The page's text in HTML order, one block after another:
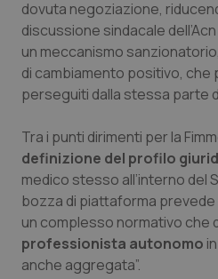
Tumore al seno
Tumore ovarico
Tumori del Polmone
Tumori
Ulcera & Reflusso
Vaccini
dovuta negoziazione,
discussione sindacale
un meccanismo
di cambiamento positivo,
perseguiti dalla stessa parte
Tra i punti dirimenti per la
definizione del profilo
medico stesso all’interno del
bozza di piattaforma
un complesso normativo che
professionista autonomo
anche aggregata”.